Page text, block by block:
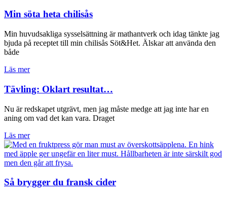
Min söta heta chilisås
Min huvudsakliga sysselsättning är mathantverk och idag tänkte jag
bjuda på receptet till min chilisås Söt&Het. Älskar att använda den
både
Läs mer
Tävling: Oklart resultat…
Nu är redskapet utgrävt, men jag måste medge att jag inte har en
aning om vad det kan vara. Draget
Läs mer
Så brygger du fransk cider